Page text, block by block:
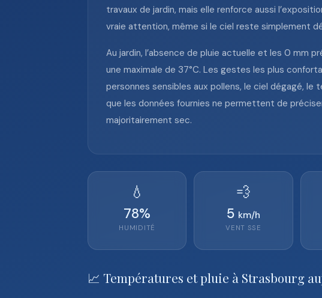
travaux de jardin, mais elle renforce aussi
vraie attention, même si le ciel reste simplement
Au jardin, l’absence de pluie actuelle et les 0 mm
une maximale de 37°C. Les gestes les plus
personnes sensibles aux pollens, le ciel dégagé,
que les données fournies ne permettent de
majoritairement sec.
💧
78%
HUMIDITÉ
💨
5 km/h
VENT SSE
📈 Températures et pluie à Strasbourg